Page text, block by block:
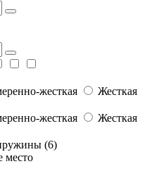
жесткая
Жесткая
жесткая
Жесткая
(6)
место